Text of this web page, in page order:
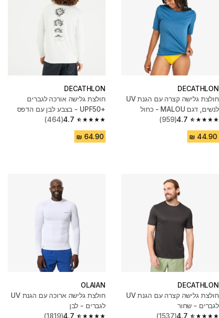
DECATHLON
חולצת גלישה קצרה עם הגנת UV
לנשים, דגם MALOU - כחול
4.7
4.7 out of 5 stars from 959 reviews
(959)
DECATHLON
חולצת גלישה אורכה לגברים
UPF50+‎ - בצבע לבן עם הדפס
פרחים
4.7
4.7 out of 5 stars from 464 reviews
(464)
DECATHLON
חולצת גלישה קצרה עם הגנת UV
לגברים - שחור
4.7
(1537)
OLAIAN
חולצת גלישה ארוכה עם הגנת UV
לגברים - לבן
4.7
(1819)